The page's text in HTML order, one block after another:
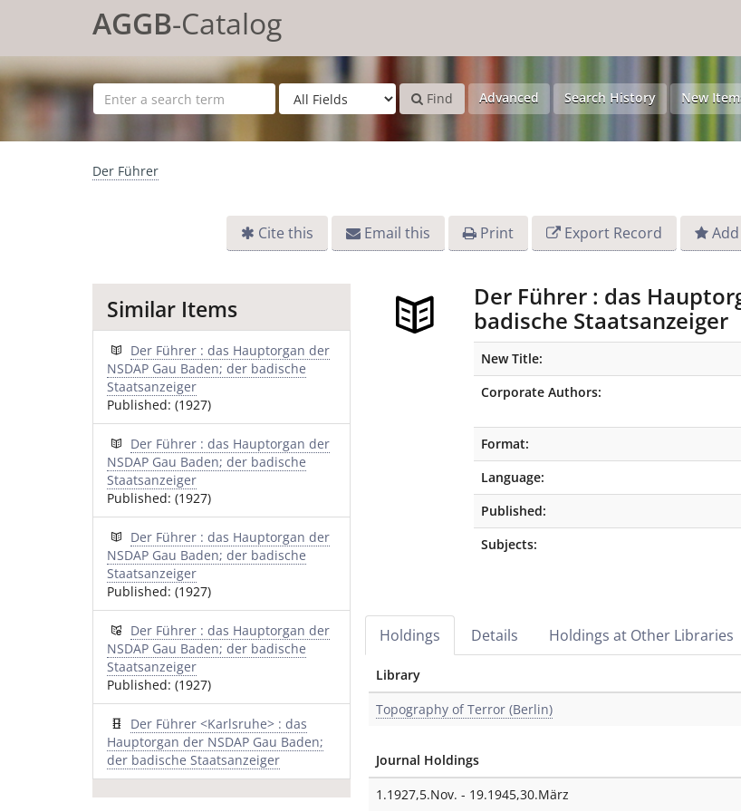
AGGB-Catalog
Find Advanced Search History New
Der Führer
Cite this Email this Print Export Record
Der Führer : das
badische Staatsanzeiger
Bibliographic Details
New Title:
Corporate Authors:
Format:
Language:
Published:
Subjects:
Holdings Details Holdings at Other Libraries
Library
Topography of Terror (Berlin)
Journal Holdings
1.1927,5.Nov. - 19.1945,30.März
Similar Items
Der Führer : das Hauptorgan der
NSDAP Gau Baden; der badische
Staatsanzeiger
Published: (1927)
Der Führer : das Hauptorgan der
NSDAP Gau Baden; der badische
Staatsanzeiger
Published: (1927)
Der Führer : das Hauptorgan der
NSDAP Gau Baden; der badische
Staatsanzeiger
Published: (1927)
Der Führer : das Hauptorgan der
NSDAP Gau Baden; der badische
Staatsanzeiger
Published: (1927)
Der Führer <Karlsruhe> : das
Hauptorgan der NSDAP Gau Baden;
der badische Staatsanzeiger